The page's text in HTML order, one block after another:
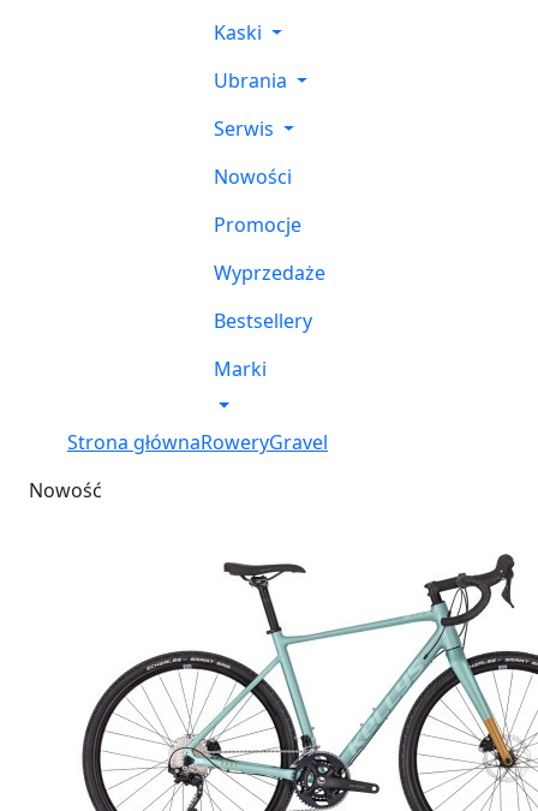
Kaski
Ubrania
Serwis
Nowości
Promocje
Wyprzedaże
Bestsellery
Marki
Strona głównaRoweryGravel
Nowość